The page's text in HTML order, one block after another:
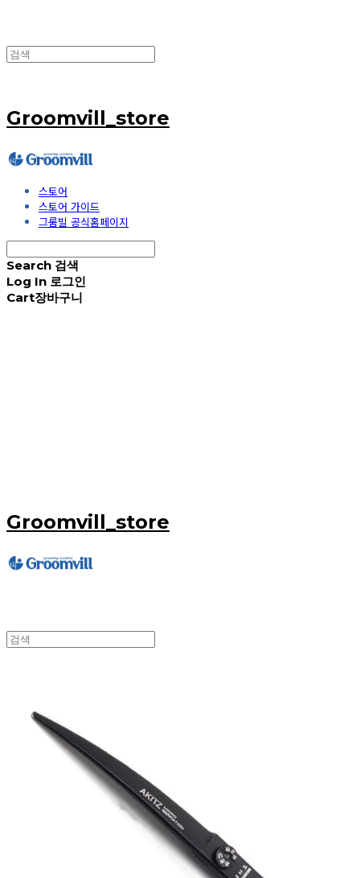
Groomvill_store
스토어
스토어 가이드
그룸빌 공식홈페이지
Search 검색
Log In 로그인
Cart장바구니
Groomvill_store